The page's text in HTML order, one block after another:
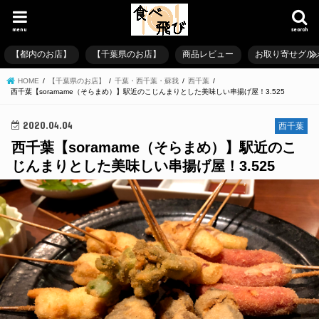
search
menu
【都内のお店】 【千葉県のお店】 商品レビュー お取り寄せグル
HOME 【千葉県のお店】 千葉・西千葉・蘇我
西千葉
西千葉【soramame（そらまめ）】駅近のこじんまりとした美味しい串揚げ屋！3.525
西千葉
2020.04.04
西千葉【soramame（そらまめ）】駅近のこ
じんまりとした美味しい串揚げ屋！3.525